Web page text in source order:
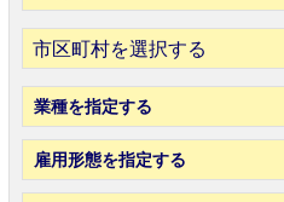
市区町村を選択する
業種を指定する
雇用形態を指定する